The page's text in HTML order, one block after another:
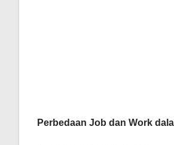
Perbedaan Job dan Work